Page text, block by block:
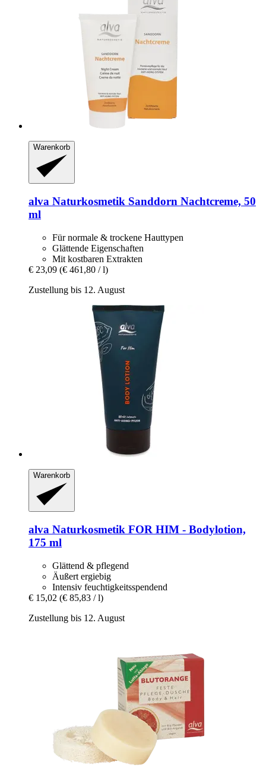
Warenkorb
alva Naturkosmetik Sanddorn Nachtcreme, 50
ml
Für normale & trockene Hauttypen
Glättende Eigenschaften
Mit kostbaren Extrakten
€ 23,09 (€ 461,80 / l)
Zustellung bis 12. August
Warenkorb
alva Naturkosmetik FOR HIM -​ Bodylotion,
175 ml
Glättend & pflegend
Äußert ergiebig
Intensiv feuchtigkeitsspendend
€ 15,02 (€ 85,83 / l)
Zustellung bis 12. August